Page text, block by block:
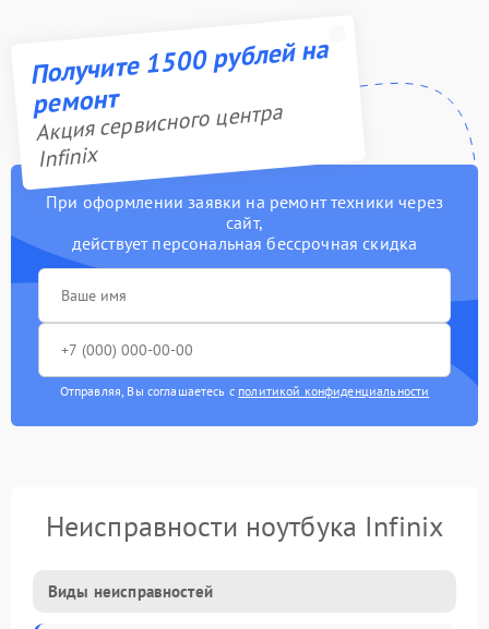
Получите 1500 рублей на
ремонт
Акция сервисного центра
Infinix
При оформлении заявки на ремонт техники через
сайт,
действует персональная бессрочная скидка
Отправляя, Вы соглашаетесь с политикой конфиденциальности
Неисправности ноутбука Infinix
Виды неисправностей